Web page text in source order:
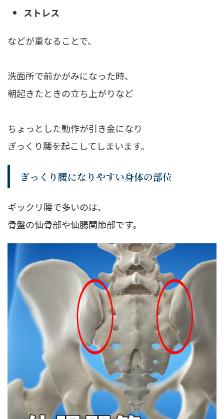
ストレス
などが重なることで、
洗面所で前かがみになった時、
朝起きたときの立ち上がりなど
ちょっとした動作が引き金になり
ぎっくり腰を起こしてしまいます。
ぎっくり腰になりやすい身体の部位
ギックリ腰で多いのは、
骨盤の仙骨部や仙腸関節部です。